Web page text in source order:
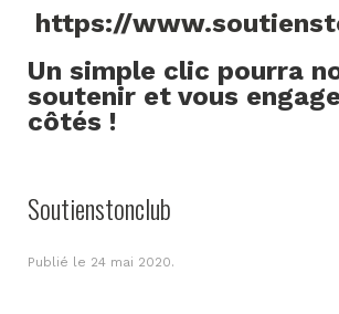
https://
Un simple clic pourra
soutenir et vous
côtés !
Soutienstonclub
Publié le 24 mai 2020.